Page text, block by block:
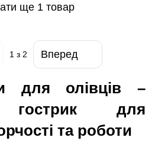
ще 1 товар
1з 2 Вперед
для олівців –
гострик для
та роботи